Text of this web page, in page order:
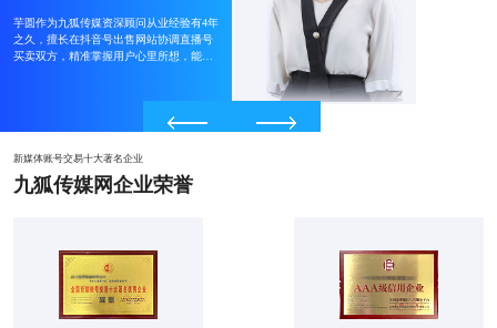
芋圆作为九狐传媒资深顾问从业经验有4年
之久，擅长在抖音号出售网站协调直播号
买卖双方，精准掌握用户心里所想，能够
馨馨作为九狐传媒资深顾问从业经验有6年
之久，擅长抖音号出售网站的协调以及价
格包装，能够准确掌握客户心理需求促成
嘉美作为九狐传媒资深顾问从业经验有6年
之久，擅长抖音号卖号平台完善的追踪数
据，能够准确包装广告，并掌握客户心理
安夏作为九狐传媒资深顾问从业经验有3年
之久，擅长在抖音号出售网站解决用户担
心账号被找回等客户心理需求促成交易，
芋圆作为九狐传媒资深顾问从业经验有4年
之久，擅长在抖音号出售网站协调直播号
买卖双方，精准掌握用户心里所想，能够
馨馨作为九狐传媒资深顾问从业经验有6年
之久，擅长抖音号出售网站的协调以及价
格包装，能够准确掌握客户心理需求促成
新媒体账号交易十大著名企业
九狐传媒网企业荣誉